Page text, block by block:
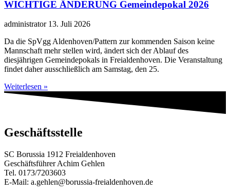
WICHTIGE ÄNDERUNG Gemeindepokal 2026
administrator 13. Juli 2026
Da die SpVgg Aldenhoven/Pattern zur kommenden Saison keine
Mannschaft mehr stellen wird, ändert sich der Ablauf des
diesjährigen Gemeindepokals in Freialdenhoven. Die Veranstaltung
findet daher ausschließlich am Samstag, den 25.
Weiterlesen »
Geschäftsstelle
SC Borussia 1912 Freialdenhoven
Geschäftsführer Achim Gehlen
Tel. 0173/7203603
E-Mail: a.gehlen@borussia-freialdenhoven.de